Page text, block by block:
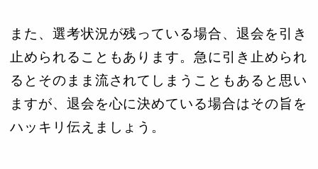
また、選考状況が残っている場合、退会を引き
止められることもあります。急に引き止められ
るとそのまま流されてしまうこともあると思い
ますが、退会を心に決めている場合はその旨を
ハッキリ伝えましょう。